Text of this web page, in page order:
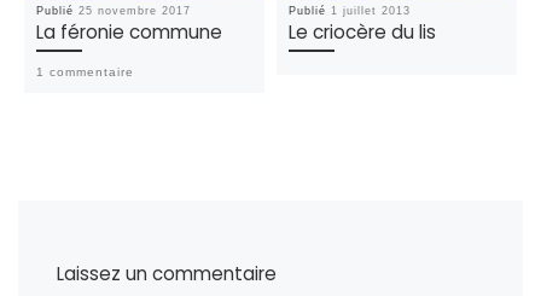
Publié25 novembre 2017
La féronie commune
1 commentaire
Publié 1 juillet 2013
Le criocère du lis
Laissez un commentaire